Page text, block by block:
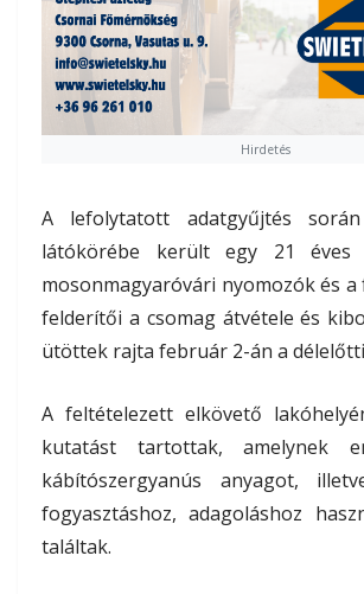
Hirdetés
A lefolytatott adatgyűjtés
látókörébe került egy 21
mosonmagyaróvári nyomozók és
felderítői a csomag átvétele és
ütöttek rajta február 2-án a
A feltételezett elkövető
kutatást tartottak, amelynek
kábítószergyanús anyagot,
fogyasztáshoz, adagoláshoz
találtak.